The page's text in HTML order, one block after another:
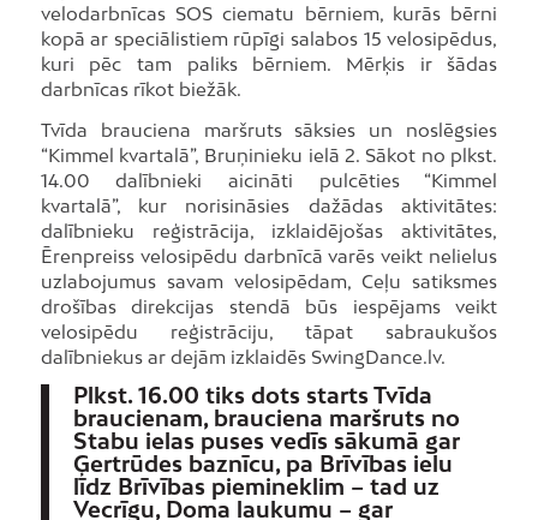
velodarbnīcas SOS ciematu bērniem, kurās bērni
kopā ar speciālistiem rūpīgi salabos 15 velosipēdus,
kuri pēc tam paliks bērniem. Mērķis ir šādas
darbnīcas rīkot biežāk.
Tvīda brauciena maršruts sāksies un noslēgsies
“Kimmel kvartalā”, Bruņinieku ielā 2. Sākot no plkst.
14.00 dalībnieki aicināti pulcēties “Kimmel
kvartalā”, kur norisināsies dažādas aktivitātes:
dalībnieku reģistrācija, izklaidējošas aktivitātes,
Ērenpreiss velosipēdu darbnīcā varēs veikt nelielus
uzlabojumus savam velosipēdam, Ceļu satiksmes
drošības direkcijas stendā būs iespējams veikt
velosipēdu reģistrāciju, tāpat sabraukušos
dalībniekus ar dejām izklaidēs SwingDance.lv.
Plkst. 16.00 tiks dots starts Tvīda
braucienam, brauciena maršruts no
Stabu ielas puses vedīs sākumā gar
Ģertrūdes baznīcu, pa Brīvības ielu
līdz Brīvības piemineklim – tad uz
Vecrīgu, Doma laukumu – gar